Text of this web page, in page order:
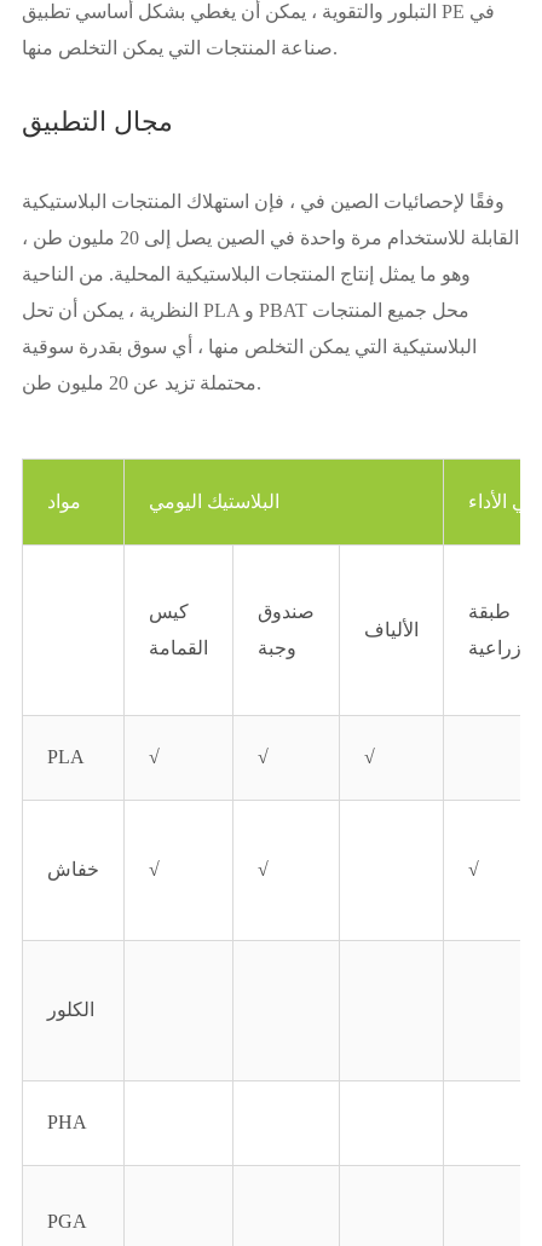
التبلور والتقوية ، يمكن أن يغطي بشكل أساسي تطبيق PE في
صناعة المنتجات التي يمكن التخلص منها.
مجال التطبيق
وفقًا لإحصائيات الصين في ، فإن استهلاك المنتجات البلاستيكية
القابلة للاستخدام مرة واحدة في الصين يصل إلى 20 مليون طن ،
وهو ما يمثل إنتاج المنتجات البلاستيكية المحلية. من الناحية
النظرية ، يمكن أن تحل PLA و PBAT محل جميع المنتجات
البلاستيكية التي يمكن التخلص منها ، أي سوق بقدرة سوقية
محتملة تزيد عن 20 مليون طن.
مواد البلاستيك اليومي الأداء
كيس
القمامة
صندوق
وجبة
الألياف
طبقة
زراعية
PLA √ √ √
خفاش √ √ √
الكلور
PHA
PGA